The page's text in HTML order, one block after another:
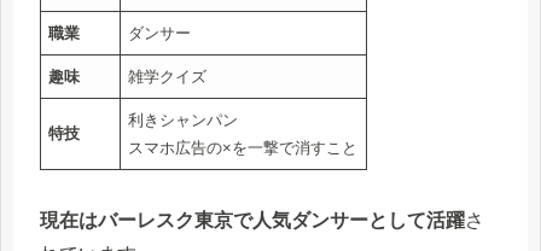
職業 ダンサー
趣味 雑学クイズ
特技
利きシャンパン
スマホ広告の×を一撃で消すこと
現在はバーレスク東京で人気ダンサーとして活躍さ